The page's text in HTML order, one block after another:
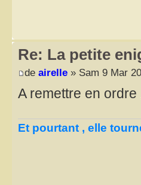
Re: La petite
de airelle » Sam 9 Mar
A remettre en
Et pourtant , elle